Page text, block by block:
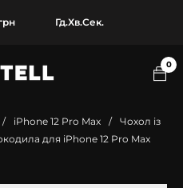
Гд.Хв.Сек.
0
/ iPhone 12 Pro Max /
Чохол із
для iPhone 12 Pro Max